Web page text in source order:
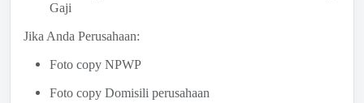
Gaji
Jika Anda Perusahaan:
Foto copy NPWP
Foto copy Domisili perusahaan